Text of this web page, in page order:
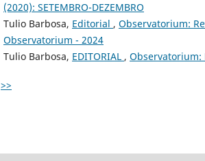
(2020): SETEMBRO-DEZEMBRO
Tulio Barbosa, Editorial , Observatorium:
Observatorium - 2024
Tulio Barbosa, EDITORIAL , Observatorium:
>>